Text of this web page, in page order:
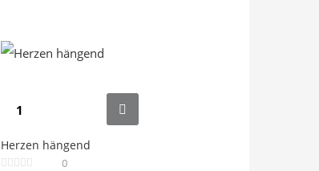
Herzen hängend
0